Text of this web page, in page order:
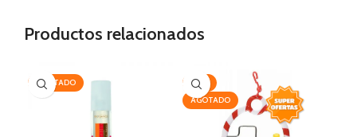
Productos relacionados
AGOTADO
-14%
AGOTADO